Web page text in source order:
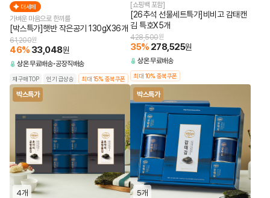
더세페
가벼운 마음으로 한끼를
[박스특가]햇반 작은공기 130gX36개
61,200원
46% 33,048원
상온무료배송 공장직배송
재구매TOP 인기 급상승 최대 15% 중복쿠폰
[쇼핑백 포함]
[26추석 선물세트특가]비비고 감태캔
김 특호X5개
428,500원
35% 278,525원
상온무료배송
최대 10% 중복쿠폰
박스특가
4개
박스특가
5개